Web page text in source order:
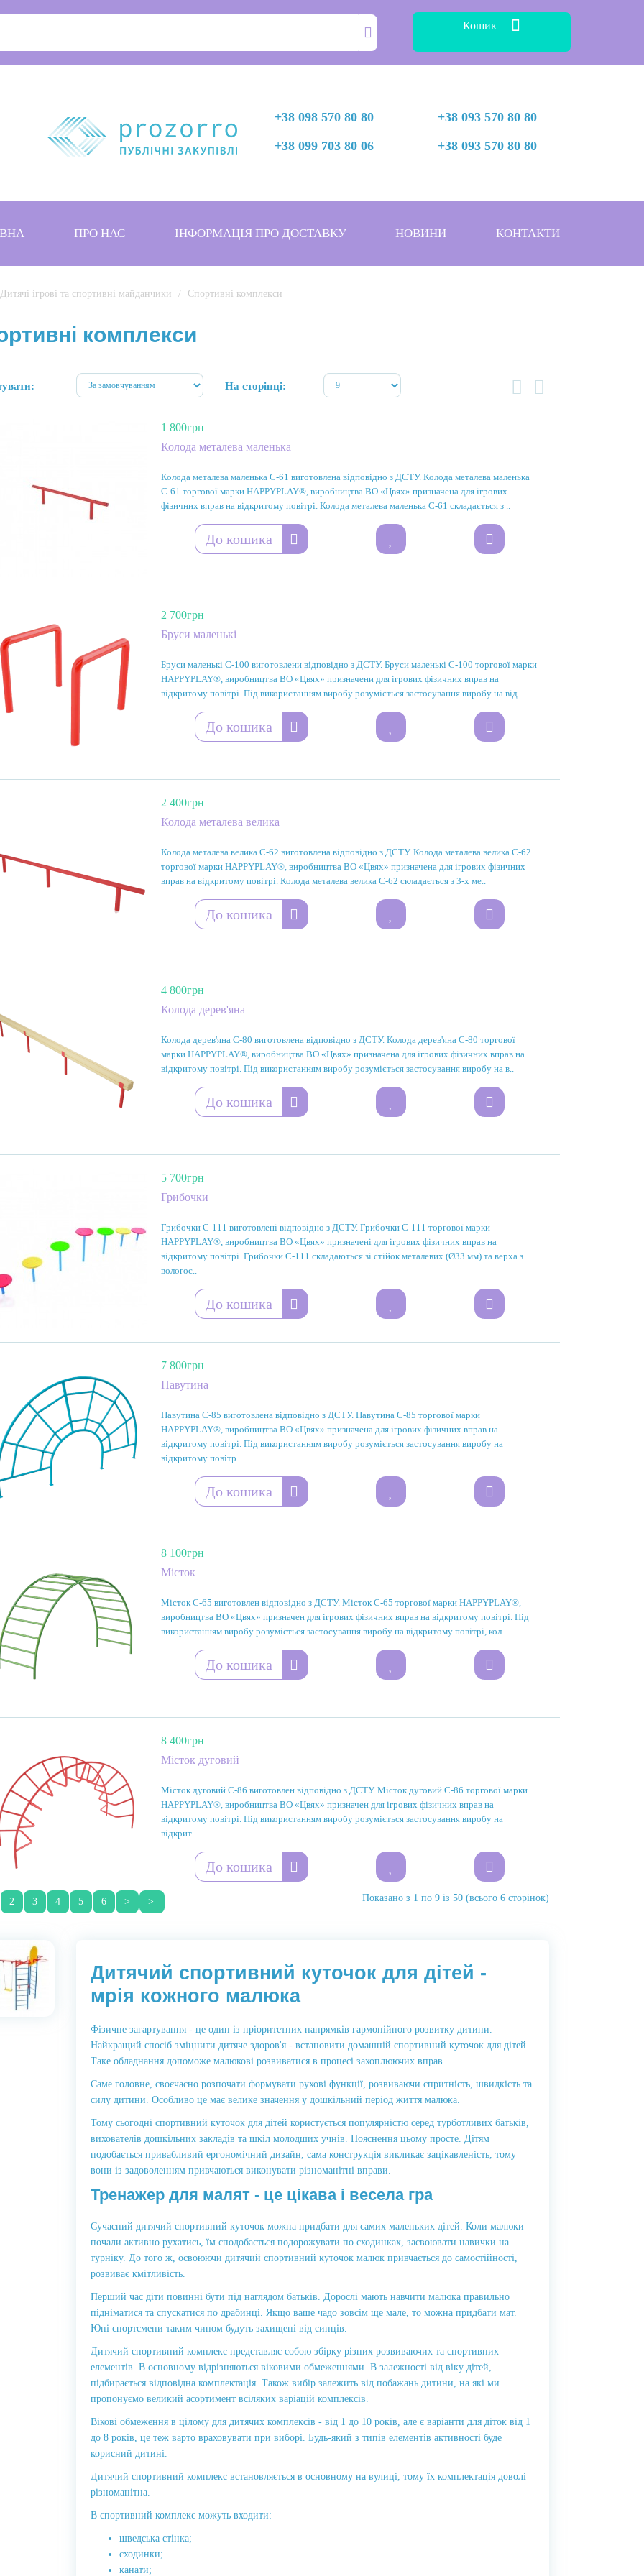
Кошик
+38 098 570 80 80
+38 099 703 80 06
+38 093 570 80 80
+38 093 570 80 80
ПРО НАС ІНФОРМАЦІЯ ПРО ДОСТАВКУ НОВИНИ КОНТАКТИ
Дитячі ігрові та спортивні майданчики Спортивні комплекси
комплекси
На сторінці:
1 800грн
Колода металева маленька
Колода металева маленька С-61 виготовлена відповідно з ДСТУ. Колода металева маленька
С-61 торгової марки HAPPYPLAY®, виробництва ВО «Цвях» призначена для ігрових
фізичних вправ на відкритому повітрі. Колода металева маленька С-61 складається з ..
До кошика
2 700грн
Бруси маленькі
Бруси маленькі С-100 виготовлени відповідно з ДСТУ. Бруси маленькі С-100 торгової марки
HAPPYPLAY®, виробництва ВО «Цвях» призначени для ігрових фізичних вправ на
відкритому повітрі. Під використанням виробу розуміється застосування виробу на від..
До кошика
2 400грн
Колода металева велика
Колода металева велика С-62 виготовлена відповідно з ДСТУ. Колода металева велика С-62
торгової марки HAPPYPLAY®, виробництва ВО «Цвях» призначена для ігрових фізичних
вправ на відкритому повітрі. Колода металева велика С-62 складається з 3-х ме..
До кошика
4 800грн
Колода дерев'яна
Колода дерев'яна С-80 виготовлена відповідно з ДСТУ. Колода дерев'яна С-80 торгової
марки HAPPYPLAY®, виробництва ВО «Цвях» призначена для ігрових фізичних вправ на
відкритому повітрі. Під використанням виробу розуміється застосування виробу на в..
До кошика
5 700грн
Грибочки
Грибочки С-111 виготовлені відповідно з ДСТУ. Грибочки С-111 торгової марки
HAPPYPLAY®, виробництва ВО «Цвях» призначені для ігрових фізичних вправ на
відкритому повітрі. Грибочки С-111 складаються зі стійок металевих (Ø33 мм) та верха з
вологос..
До кошика
7 800грн
Павутина
Павутина С-85 виготовлена відповідно з ДСТУ. Павутина С-85 торгової марки
HAPPYPLAY®, виробництва ВО «Цвях» призначена для ігрових фізичних вправ на
відкритому повітрі. Під використанням виробу розуміється застосування виробу на
відкритому повітр..
До кошика
8 100грн
Місток
Місток С-65 виготовлен відповідно з ДСТУ. Місток С-65 торгової марки HAPPYPLAY®,
виробництва ВО «Цвях» призначен для ігрових фізичних вправ на відкритому повітрі. Під
використанням виробу розуміється застосування виробу на відкритому повітрі, кол..
До кошика
8 400грн
Місток дуговий
Місток дуговий С-86 виготовлен відповідно з ДСТУ. Місток дуговий С-86 торгової марки
HAPPYPLAY®, виробництва ВО «Цвях» призначен для ігрових фізичних вправ на
відкритому повітрі. Під використанням виробу розуміється застосування виробу на
відкрит..
До кошика
2 3 4 5 6 > >| Показано з 1 по 9 із 50 (всього 6 сторінок)
Дитячий спортивний куточок для дітей -
мрія кожного малюка
Фізичне загартування - це один із пріоритетних напрямків гармонійного розвитку дитини.
Найкращий спосіб зміцнити дитяче здоров'я - встановити домашній спортивний куточок для дітей.
Таке обладнання допоможе малюкові розвиватися в процесі захоплюючих вправ.
Саме головне, своєчасно розпочати формувати рухові функції, розвиваючи спритність, швидкість та
силу дитини. Особливо це має велике значення у дошкільний період життя малюка.
Тому сьогодні спортивний куточок для дітей користується популярністю серед турботливих батьків,
вихователів дошкільних закладів та шкіл молодших учнів. Пояснення цьому просте. Дітям
подобається привабливий ергономічний дизайн, сама конструкція викликає зацікавленість, тому
вони із задоволенням привчаються виконувати різноманітні вправи.
Тренажер для малят - це цікава і весела гра
Сучасний дитячий спортивний куточок можна придбати для самих маленьких дітей. Коли малюки
почали активно рухатись, їм сподобається подорожувати по сходинках, засвоювати навички на
турніку. До того ж, освоюючи дитячий спортивний куточок малюк привчається до самостійності,
розвиває кмітливість.
Перший час діти повинні бути під наглядом батьків. Дорослі мають навчити малюка правильно
підніматися та спускатися по драбинці. Якщо ваше чадо зовсім ще мале, то можна придбати мат.
Юні спортсмени таким чином будуть захищені від синців.
Дитячий спортивний комплекс представляє собою збірку різних розвиваючих та спортивних
елементів. В основному відрізняються віковими обмеженнями. В залежності від віку дітей,
підбирається відповідна комплектація. Також вибір залежить від побажань дитини, на які ми
пропонуємо великий асортимент всіляких варіацій комплексів.
Вікові обмеження в цілому для дитячих комплексів - від 1 до 10 років, але є варіанти для діток від 1
до 8 років, це теж варто враховувати при виборі. Будь-який з типів елементів активності буде
корисний дитині.
Дитячий спортивний комплекс встановляється в основному на вулиці, тому їх комплектація доволі
різноманітна.
В спортивний комплекс можуть входити:
шведська стінка;
сходинки;
канати;